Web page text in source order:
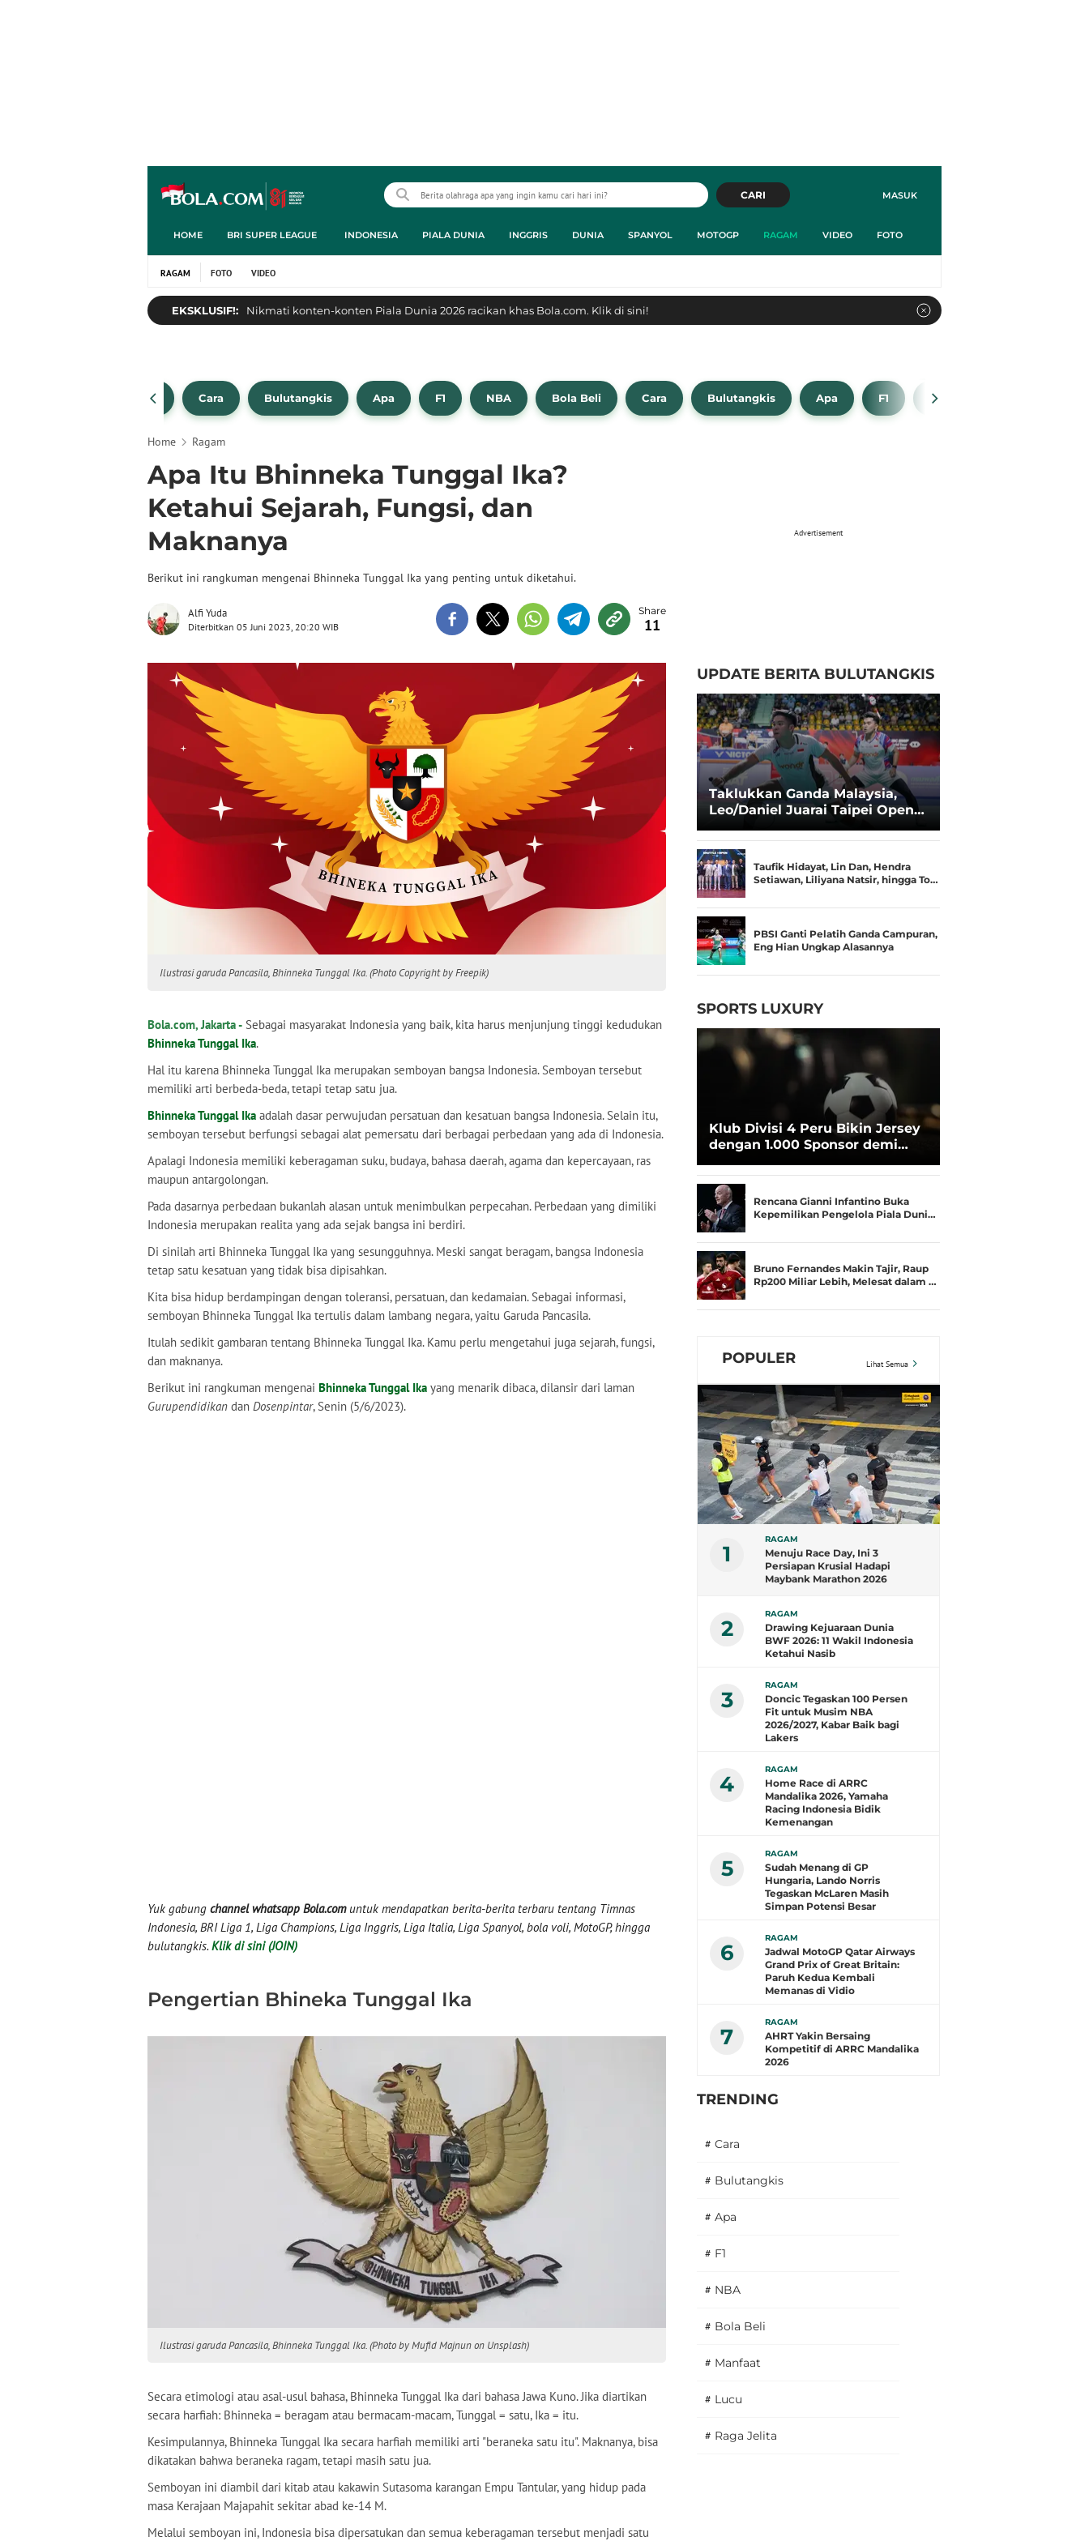
MASUK
CARI
HOME BRI SUPER LEAGUE INDONESIA PIALA DUNIA INGGRIS DUNIA SPANYOL MOTOGP RAGAM VIDEO FOTO
RAGAM FOTO VIDEO
EKSKLUSIF!: Nikmati konten-konten Piala Dunia 2026 racikan khas Bola.com. Klik di sini!
Bola Beli Cara Bulutangkis Apa F1 NBA Bola Beli Cara Bulutangkis Apa F1 NBA
Home Ragam
Apa Itu Bhinneka Tunggal Ika?
Ketahui Sejarah, Fungsi, dan
Maknanya
Berikut ini rangkuman mengenai Bhinneka Tunggal Ika yang penting untuk diketahui.
Alfi Yuda
Diterbitkan 05 Juni 2023, 20:20 WIB 11
Ilustrasi garuda Pancasila, Bhinneka Tunggal Ika. (Photo Copyright by Freepik)
Bola.com, Jakarta - Sebagai masyarakat Indonesia yang baik, kita harus menjunjung tinggi kedudukan
Bhinneka Tunggal Ika.
Hal itu karena Bhinneka Tunggal Ika merupakan semboyan bangsa Indonesia. Semboyan tersebut
memiliki arti berbeda-beda, tetapi tetap satu jua.
Bhinneka Tunggal Ika adalah dasar perwujudan persatuan dan kesatuan bangsa Indonesia. Selain itu,
semboyan tersebut berfungsi sebagai alat pemersatu dari berbagai perbedaan yang ada di Indonesia.
Apalagi Indonesia memiliki keberagaman suku, budaya, bahasa daerah, agama dan kepercayaan, ras
maupun antargolongan.
Pada dasarnya perbedaan bukanlah alasan untuk menimbulkan perpecahan. Perbedaan yang dimiliki
Indonesia merupakan realita yang ada sejak bangsa ini berdiri.
Di sinilah arti Bhinneka Tunggal Ika yang sesungguhnya. Meski sangat beragam, bangsa Indonesia
tetap satu kesatuan yang tidak bisa dipisahkan.
Kita bisa hidup berdampingan dengan toleransi, persatuan, dan kedamaian. Sebagai informasi,
semboyan Bhinneka Tunggal Ika tertulis dalam lambang negara, yaitu Garuda Pancasila.
Itulah sedikit gambaran tentang Bhinneka Tunggal Ika. Kamu perlu mengetahui juga sejarah, fungsi,
dan maknanya.
Berikut ini rangkuman mengenai Bhinneka Tunggal Ika yang menarik dibaca, dilansir dari laman
Gurupendidikan dan Dosenpintar, Senin (5/6/2023).
Yuk gabung channel whatsapp Bola.comuntuk mendapatkan berita-berita terbaru tentang Timnas
Indonesia, BRI Liga 1, Liga Champions, Liga Inggris, Liga Italia, Liga Spanyol, bola voli, MotoGP, hingga
bulutangkis. Klik di sini (JOIN)
Pengertian Bhineka Tunggal Ika
Ilustrasi garuda Pancasila, Bhinneka Tunggal Ika. (Photo by Mufid Majnun on Unsplash)
Secara etimologi atau asal-usul bahasa, Bhinneka Tunggal Ika dari bahasa Jawa Kuno. Jika diartikan
secara harfiah: Bhinneka = beragam atau bermacam-macam, Tunggal = satu, Ika = itu.
Kesimpulannya, Bhinneka Tunggal Ika secara harfiah memiliki arti "beraneka satu itu". Maknanya, bisa
dikatakan bahwa beraneka ragam, tetapi masih satu jua.
Semboyan ini diambil dari kitab atau kakawin Sutasoma karangan Empu Tantular, yang hidup pada
masa Kerajaan Majapahit sekitar abad ke-14 M.
Melalui semboyan ini, Indonesia bisa dipersatukan dan semua keberagaman tersebut menjadi satu
Advertisement
UPDATE BERITA BULUTANGKIS
Taklukkan Ganda Malaysia,
Leo/Daniel Juarai Taipei Open
Taufik Hidayat, Lin Dan, Hendra
Setiawan, Liliyana Natsir, hingga To…
PBSI Ganti Pelatih Ganda Campuran,
Eng Hian Ungkap Alasannya
SPORTS LUXURY
Klub Divisi 4 Peru Bikin Jersey
dengan 1.000 Sponsor demi
Rencana Gianni Infantino Buka
Kepemilikan Pengelola Piala Duni…
Bruno Fernandes Makin Tajir, Raup
Rp200 Miliar Lebih, Melesat dalam …
POPULER Lihat Semua
1
RAGAM
Menuju Race Day, Ini 3
Persiapan Krusial Hadapi
Maybank Marathon 2026
2
RAGAM
Drawing Kejuaraan Dunia
BWF 2026: 11 Wakil Indonesia
Ketahui Nasib
3
RAGAM
Doncic Tegaskan 100 Persen
Fit untuk Musim NBA
2026/2027, Kabar Baik bagi
Lakers
4
RAGAM
Home Race di ARRC
Mandalika 2026, Yamaha
Racing Indonesia Bidik
Kemenangan
5
RAGAM
Sudah Menang di GP
Hungaria, Lando Norris
Tegaskan McLaren Masih
Simpan Potensi Besar
6
RAGAM
Jadwal MotoGP Qatar Airways
Grand Prix of Great Britain:
Paruh Kedua Kembali
Memanas di Vidio
7
RAGAM
AHRT Yakin Bersaing
Kompetitif di ARRC Mandalika
2026
TRENDING
# Cara
# Bulutangkis
# Apa
# F1
# NBA
# Bola Beli
# Manfaat
# Lucu
# Raga Jelita